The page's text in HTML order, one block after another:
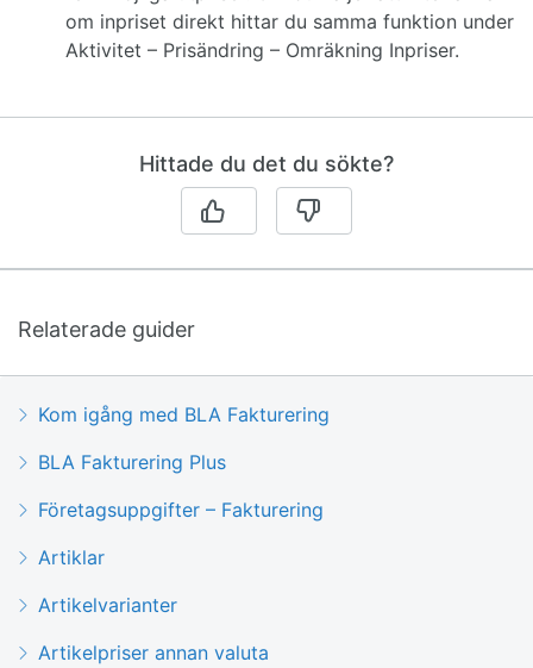
om inpriset direkt hittar du samma funktion under
Aktivitet – Prisändring – Omräkning Inpriser.
Hittade du det du sökte?
Relaterade guider
Kom igång med BLA Fakturering
BLA Fakturering Plus
Företagsuppgifter – Fakturering
Artiklar
Artikelvarianter
Artikelpriser annan valuta